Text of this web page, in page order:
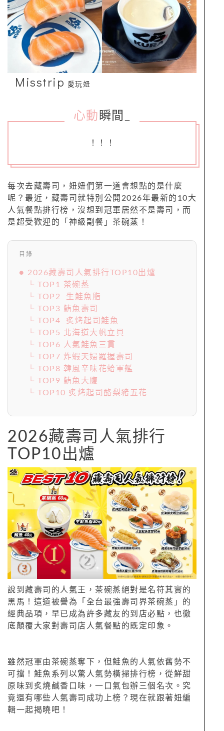
Misstrip 愛玩妞
心動 瞬間
！！！
每次去藏壽司，妞妞們第一道會想點的是什麼
呢？最近，藏壽司就特別公開2026年最新的10大
人氣餐點排行榜，沒想到冠軍居然不是壽司，而
是超受歡迎的「神級副餐」茶碗蒸！
目錄
● 2026藏壽司人氣排行TOP10出爐
└ TOP1 茶碗蒸
└ TOP2 生鮭魚脂
└ TOP3 鮪魚壽司
└ TOP4 炙烤起司鮭魚
└ TOP5 北海道大帆立貝
└ TOP6 人氣鮭魚三貫
└ TOP7 炸蝦天婦羅握壽司
└ TOP8 韓風辛味花蛤軍艦
└ TOP9 鮪魚大腹
└ TOP10 炙烤起司酪梨豬五花
2026藏壽司人氣排行
TOP10出爐
說到藏壽司的人氣王，茶碗蒸絕對是名符其實的
黑馬！這道被譽為「全台最強壽司界茶碗蒸」的
經典品項，早已成為許多藏友的到店必點，也徹
底顛覆大家對壽司店人氣餐點的既定印象。
雖然冠軍由茶碗蒸奪下，但鮭魚的人氣依舊勢不
可擋！鮭魚系列以驚人氣勢橫掃排行榜，從鮮甜
原味到炙燒鹹香口味，一口氣包辦三個名次。究
竟還有哪些人氣壽司成功上榜？現在就跟著妞編
輯一起揭曉吧！